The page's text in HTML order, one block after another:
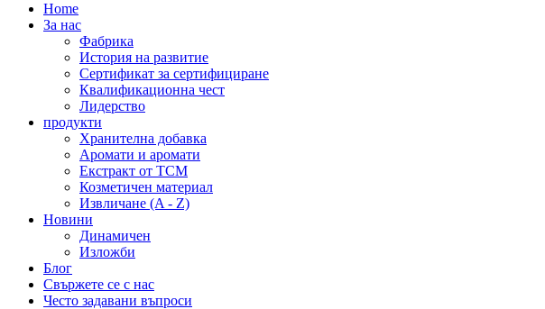
Home
За нас
Фабрика
История на развитие
Сертификат за сертифициране
Квалификационна чест
Лидерство
продукти
Хранителна добавка
Аромати и аромати
Екстракт от TCM
Козметичен материал
Извличане (A - Z)
Новини
Динамичен
Изложби
Блог
Свържете се с нас
Често задавани въпроси